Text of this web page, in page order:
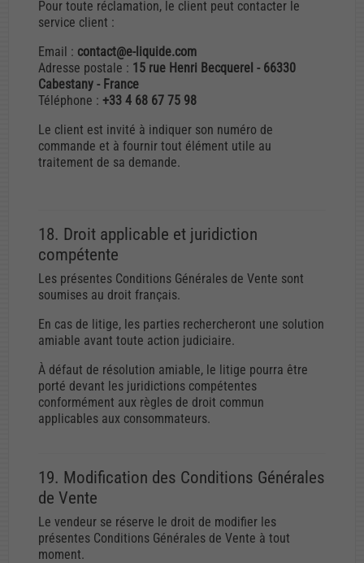
Pour toute réclamation, le client peut contacter le
service client :
Email : contact@e-liquide.com
Adresse postale : 15 rue Henri Becquerel - 66330
Cabestany - France
Téléphone : +33 4 68 67 75 98
Le client est invité à indiquer son numéro de
commande et à fournir tout élément utile au
traitement de sa demande.
18. Droit applicable et juridiction
compétente
Les présentes Conditions Générales de Vente sont
soumises au droit français.
En cas de litige, les parties rechercheront une solution
amiable avant toute action judiciaire.
À défaut de résolution amiable, le litige pourra être
porté devant les juridictions compétentes
conformément aux règles de droit commun
applicables aux consommateurs.
19. Modification des Conditions Générales
de Vente
Le vendeur se réserve le droit de modifier les
présentes Conditions Générales de Vente à tout
moment.